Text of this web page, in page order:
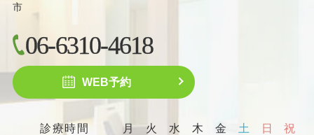
市
06-6310-4618
WEB予約
診療時間 月 火 水 木 金 土 日 祝